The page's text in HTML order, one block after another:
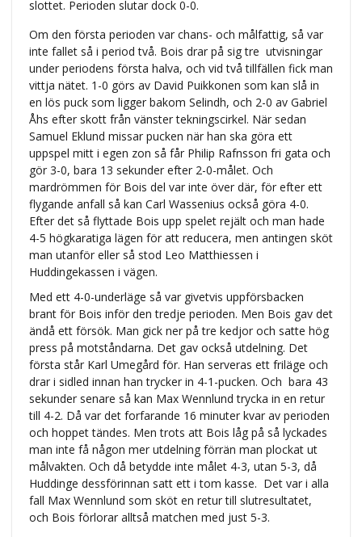
slottet. Perioden slutar dock 0-0.
Om den första perioden var chans- och målfattig, så var
inte fallet så i period två. Bois drar på sig tre utvisningar
under periodens första halva, och vid två tillfällen fick man
vittja nätet. 1-0 görs av David Puikkonen som kan slå in
en lös puck som ligger bakom Selindh, och 2-0 av Gabriel
Åhs efter skott från vänster tekningscirkel. När sedan
Samuel Eklund missar pucken när han ska göra ett
uppspel mitt i egen zon så får Philip Rafnsson fri gata och
gör 3-0, bara 13 sekunder efter 2-0-målet. Och
mardrömmen för Bois del var inte över där, för efter ett
flygande anfall så kan Carl Wassenius också göra 4-0.
Efter det så flyttade Bois upp spelet rejält och man hade
4-5 högkaratiga lägen för att reducera, men antingen sköt
man utanför eller så stod Leo Matthiessen i
Huddingekassen i vägen.
Med ett 4-0-underläge så var givetvis uppförsbacken
brant för Bois inför den tredje perioden. Men Bois gav det
ändå ett försök. Man gick ner på tre kedjor och satte hög
press på motståndarna. Det gav också utdelning. Det
första står Karl Umegård för. Han serveras ett friläge och
drar i sidled innan han trycker in 4-1-pucken. Och bara 43
sekunder senare så kan Max Wennlund trycka in en retur
till 4-2. Då var det forfarande 16 minuter kvar av perioden
och hoppet tändes. Men trots att Bois låg på så lyckades
man inte få någon mer utdelning förrän man plockat ut
målvakten. Och då betydde inte målet 4-3, utan 5-3, då
Huddinge dessförinnan satt ett i tom kasse. Det var i alla
fall Max Wennlund som sköt en retur till slutresultatet,
och Bois förlorar alltså matchen med just 5-3.